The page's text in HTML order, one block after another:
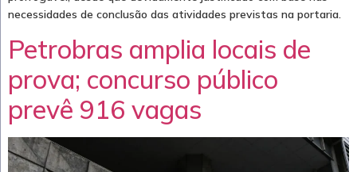
necessidades de conclusão das atividades previstas na portaria.
Petrobras amplia locais de
prova; concurso público
prevê 916 vagas